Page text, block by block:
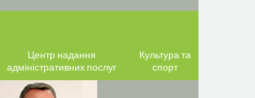
Центр надання
адміністративних послуг
Культура та
спорт